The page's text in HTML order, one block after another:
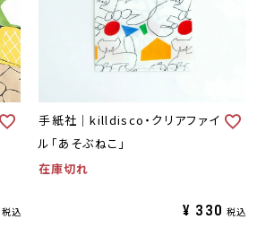
税込
手紙社｜killdisco・クリアファイ
ル「あそぶねこ」
在庫切れ
¥ 330 税込